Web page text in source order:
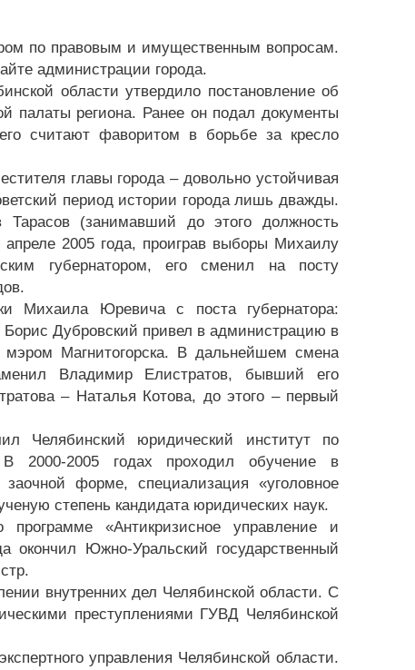
по правовым и имущественным вопросам.
администрации города.
области утвердило постановление об
палаты региона. Ранее он подал документы
считают фаворитом в борьбе за кресло
главы города – довольно устойчивая
период истории города лишь дважды.
(занимавший до этого должность
апреле 2005 года, проиграв выборы Михаилу
губернатором, его сменил на посту
Михаила Юревича с поста губернатора:
Борис Дубровский привел в администрацию в
мэром Магнитогорска. В дальнейшем смена
Владимир Елистратов, бывший его
– Наталья Котова, до этого – первый
Челябинский юридический институт по
В 2000-2005 годах проходил обучение в
заочной форме, специализация «уголовное
степень кандидата юридических наук.
«Антикризисное управление и
окончил Южно-Уральский государственный
внутренних дел Челябинской области. С
преступлениями ГУВД Челябинской
управления Челябинской области.